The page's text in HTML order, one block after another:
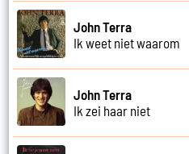
John Terra
Ik weet niet waarom
John Terra
Ik zei haar niet